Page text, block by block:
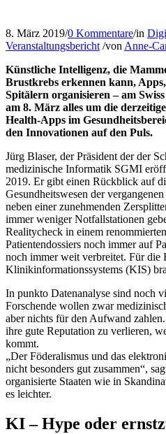
8. März 2019/0 Kommentare/in
Veranstaltungsbericht /von Anne-
Künstliche Intelligenz, die
Brustkrebs erkennen kann,
Spitälern organisieren – am
am 8. März alles um die
Health-Apps im
den Innovationen auf den Puls.
Jürg Blaser, der Präsident der der
medizinische Informatik SGMI
2019. Er gibt einen Rückblick auf
Gesundheitswesen der
neben einer zunehmenden
immer weniger Notfallstationen
Realitycheck in einem
Patientendossiers noch immer auf
noch immer weit verbreitet. Für die
Klinikinformationssystems (KIS)
In punkto Datenanalyse sind noch
Forschende wollen zwar
aber nichts für den Aufwand
ihre gute Reputation zu verlieren,
kommt.
„Der Föderalismus und das
nicht besonders gut zusammen“,
organisierte Staaten wie in
es leichter.
KI – Hype oder